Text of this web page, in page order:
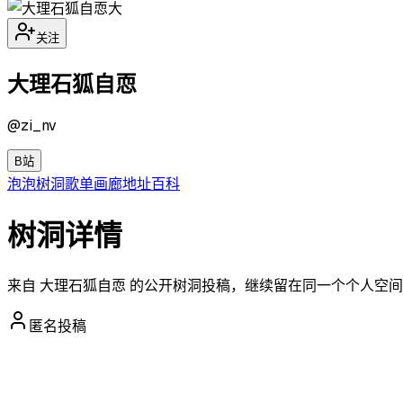
大
关注
大理石狐自恧
@zi_nv
B站
泡泡树洞歌单画廊地址百科
树洞详情
来自 大理石狐自恧 的公开树洞投稿，继续留在同一个个人空间
匿名投稿